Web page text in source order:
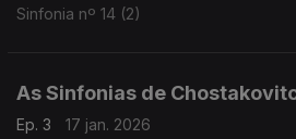
Sinfonia nº 14 (2)
As Sinfonias de
Ep. 3
17 jan. 2026